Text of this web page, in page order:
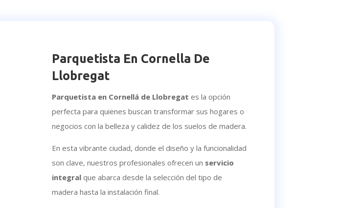
Parquetista En Cornella De
Llobregat
Parquetista en Cornellá de Llobregat es la opción
perfecta para quienes buscan transformar sus hogares o
negocios con la belleza y calidez de los suelos de madera.
En esta vibrante ciudad, donde el diseño y la funcionalidad
son clave, nuestros profesionales ofrecen un servicio
integral que abarca desde la selección del tipo de
madera hasta la instalación final.